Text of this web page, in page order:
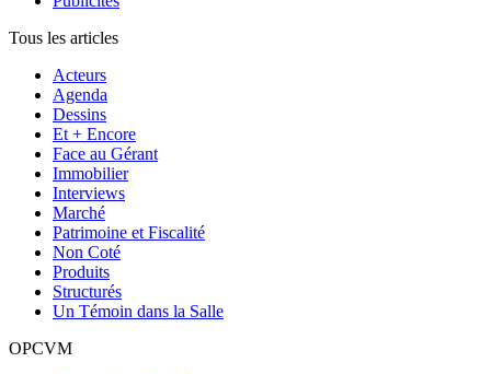
Tous les articles
Acteurs
Agenda
Dessins
Et + Encore
Face au Gérant
Immobilier
Interviews
Marché
Patrimoine et Fiscalité
Non Coté
Produits
Structurés
Un Témoin dans la Salle
OPCVM